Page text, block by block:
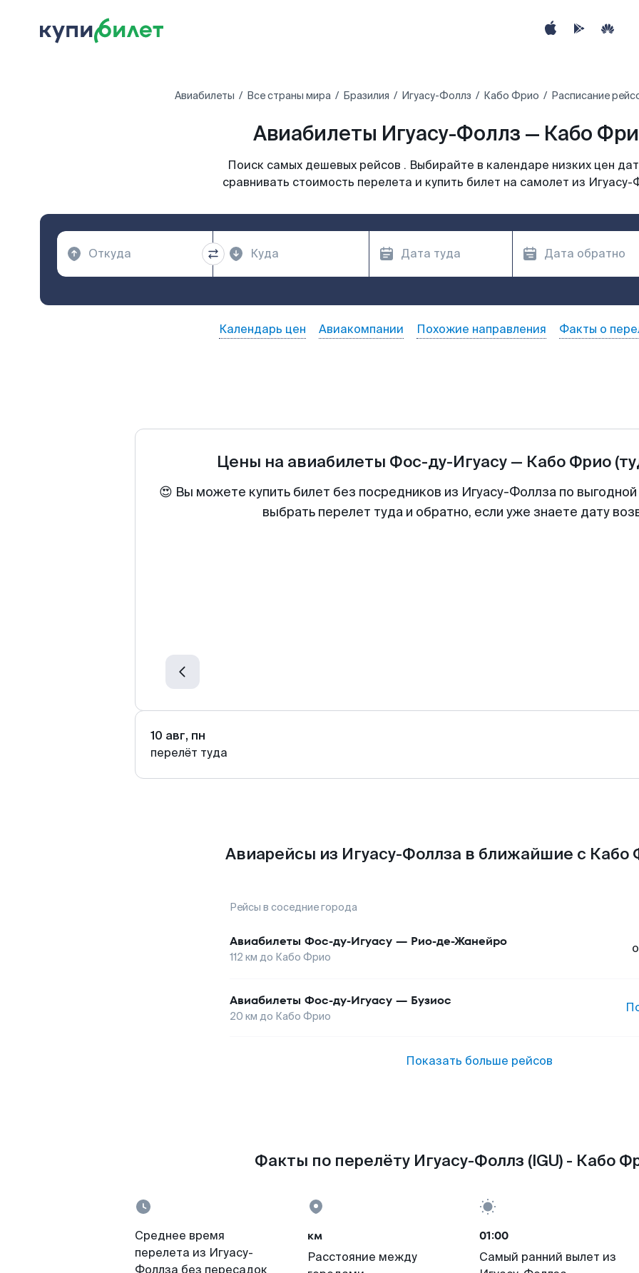
Авиабилеты Все страны мира Бразилия Игуасу-Фоллз Кабо Фрио Расписание
Авиабилеты Игуасу-Фоллз — Кабо
Поиск самых дешевых рейсов . Выбирайте в календаре низких цен
сравнивать стоимость перелета и купить билет на самолет из
Календарь цен Авиакомпании Похожие направления Факты о
Цены на авиабилеты Фос-ду-Игуасу— Кабо Фрио
😍 Вы можете купить билет без посредников из Игуасу-Фоллза по
выбрать перелет туда и обратно, если уже знаете дату
10 авг, пн
перелёт туда
Авиарейсы из Игуасу-Фоллза в ближайшие с Кабо
Рейсы в соседние города
Авиабилеты Фос-ду-Игуасу — Рио-де-Жанейро
112 км до Кабо Фрио
Авиабилеты Фос-ду-Игуасу — Бузиос
20 км до Кабо Фрио
Показать больше рейсов
Факты по перелёту Игуасу-Фоллз (IGU) - Кабо
Среднее время
перелета из Игуасу-
Фоллза без пересадок
км
Расстояние между
01:00
Самый ранний вылет из